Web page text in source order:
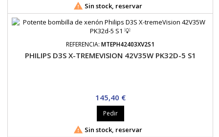
 Sin stock, reservar
REFERENCIA: MTEPH42403XV2S1
PHILIPS D3S X-TREMEVISION 42V35W PK32D-5 S1
Precio
145,40 €
Pedir
 Sin stock, reservar